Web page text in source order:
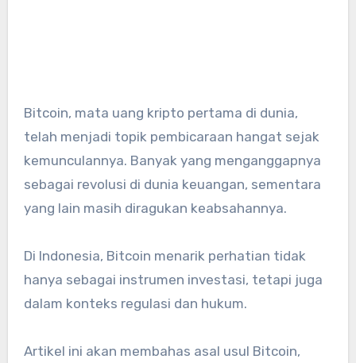
Bitcoin, mata uang kripto pertama di dunia,
telah menjadi topik pembicaraan hangat sejak
kemunculannya. Banyak yang menganggapnya
sebagai revolusi di dunia keuangan, sementara
yang lain masih diragukan keabsahannya.
Di Indonesia, Bitcoin menarik perhatian tidak
hanya sebagai instrumen investasi, tetapi juga
dalam konteks regulasi dan hukum.
Artikel ini akan membahas asal usul Bitcoin,